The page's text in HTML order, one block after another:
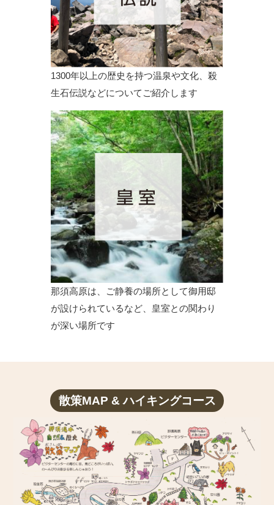
1300年以上の歴史を持つ温泉や文化、殺
生石伝説などについてご紹介します
那須高原は、ご静養の場所として御用邸
が設けられているなど、皇室との関わり
が深い場所です
散策MAP & ハイキングコース